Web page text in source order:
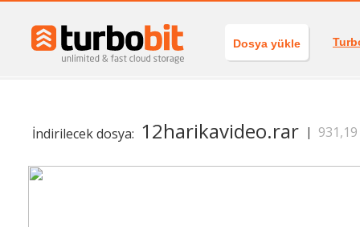
Dosya yükle
İndirilecek dosya: 12harikavideo.rar |